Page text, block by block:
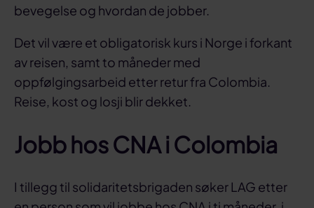
bevegelse og hvordan de jobber.
Det vil være et obligatorisk kurs i Norge i forkant
av reisen, samt to måneder med
oppfølgingsarbeid etter retur fra Colombia.
Reise, kost og losji blir dekket.
Jobb hos CNA i Colombia
I tillegg til solidaritetsbrigaden søker LAG etter